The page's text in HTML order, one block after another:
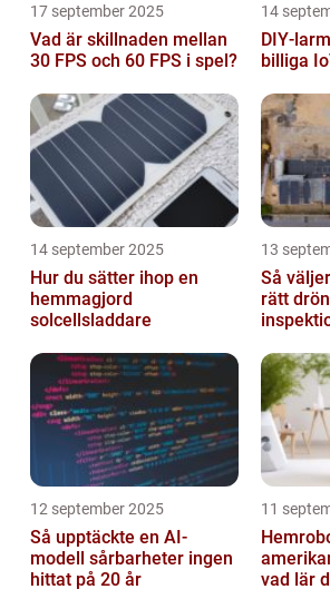
17 september 2025
Vad är skillnaden mellan
30 FPS och 60 FPS i spel?
14
billiga
14 september 2025
Hur du sätter ihop en
hemmagjord
solcellsladdare
13
Så
rätt
12 september 2025
Så upptäckte en AI-
modell sårbarheter ingen
hittat på 20 år
11
vad lär